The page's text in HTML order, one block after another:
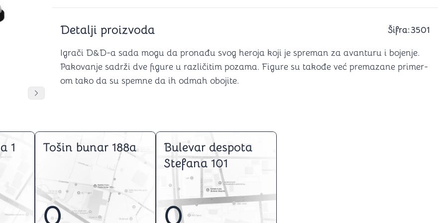
Šah
4 u 1 igre
Backgammon (Tavla)
Podloge za igranje
Stripovi
Pomeranje sadržaja slajdera u desno
Detalji proizvoda Šifra:3501
Igrači D&D-a sada mogu da pronađu svog heroja koji je spreman za avanturu i bojenje.
Pakovanje sadrži dve figure u različitim pozama. Figure su takođe već premazane primer-
om tako da su spemne da ih odmah obojite.
1 Tošin bunar 188a
0
Bulevar despota
Stefana 101
0